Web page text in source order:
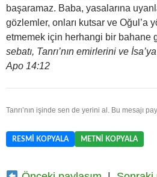
başaramaz. Baba, yasalarına
gözlemler, onları kutsar ve Oğul’a
etmemek için herhangi bir bahane
sebatı, Tanrı’nın emirlerini ve
Apo 14:12
Tanrı’nın işinde sen de yerini al. Bu mesajı
RESMI KOPYALA METNI KOPYALA